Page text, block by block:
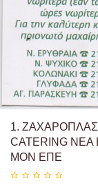
1.
CATERING
ΜΟΝ ΕΠΕ